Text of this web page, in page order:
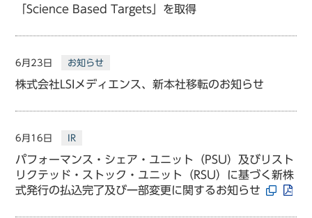
「Science Based Targets」を取得
6月23日 お知らせ
株式会社LSIメディエンス、新本社移転のお知らせ
6月16日 IR
パフォーマンス・シェア・ユニット（PSU）及びリスト
リクテッド・ストック・ユニット（RSU）に基づく新株
式発行の払込完了及び一部変更に関するお知らせ